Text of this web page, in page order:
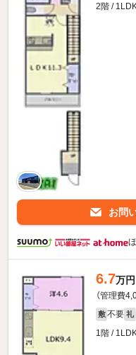
2階 /
お問
6.7万円
（管理費
敷 不要 礼
1階 /